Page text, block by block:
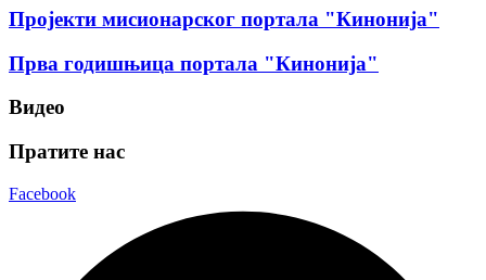
Пројекти мисионарског портала "Кинонија"
Прва годишњица портала "Кинонија"
Видео
Пратите нас
Facebook